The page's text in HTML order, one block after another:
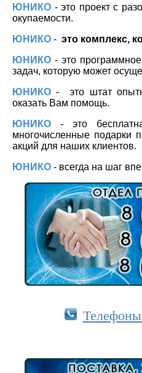
ЮНИКО - это проект с
окупаемости.
ЮНИКО - это комплекс,
ЮНИКО - это
задач, которую может
ЮНИКО -
это штат
оказать Вам помощь.
ЮНИКО - это
многочисленные подарки
акций для наших клиентов.
ЮНИКО - всегда на шаг